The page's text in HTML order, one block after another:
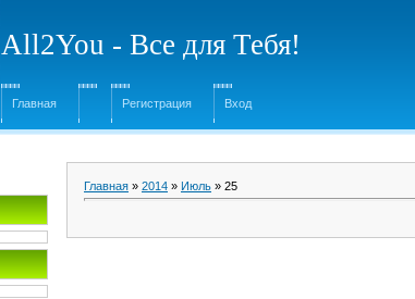
All2You - Все для Тебя!
Главная Регистрация Вход
Главная » 2014 » Июль » 25